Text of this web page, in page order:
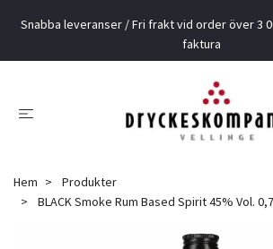
Snabba leveranser / Fri frakt vid order över 3
faktura
Hem
Produkter
BLACK Smoke Rum Based Spirit 45% Vol.